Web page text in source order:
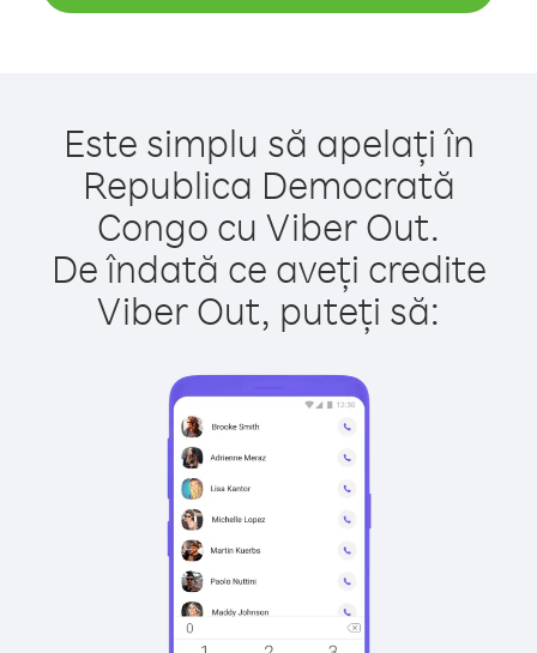
Este simplu să apelați în
Republica Democrată
Congo cu Viber Out.
De îndată ce aveți credite
Viber Out, puteți să: